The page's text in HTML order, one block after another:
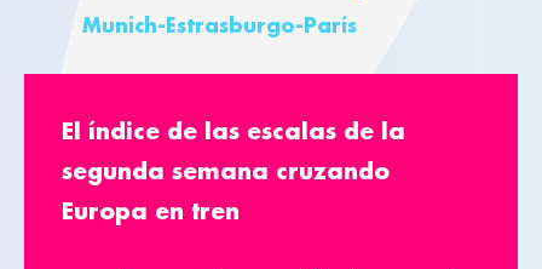
Munich-Estrasburgo-París
El índice de las escalas de la
segunda semana cruzando
Europa en tren